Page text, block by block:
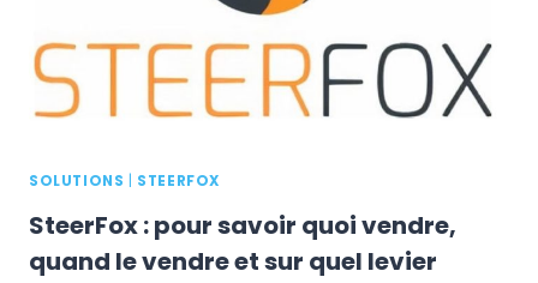
L’INFLATION
SUR
5
SECTEURS
MAJEURS
VENTE
LIGNE
?
SOLUTIONS STEERFOX
SteerFox : pour savoir quoi vendre,
quand le vendre et sur quel levier